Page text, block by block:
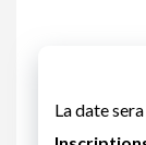
La date